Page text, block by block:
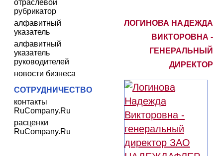
отраслевой
рубрикатор
алфавитный
указатель
алфавитный
указатель
руководителей
новости бизнеса
СОТРУДНИЧЕСТВО
контакты
RuCompany.Ru
расценки
RuCompany.Ru
ЛОГИНОВА НАДЕЖДА
ВИКТОРОВНА -
ГЕНЕРАЛЬНЫЙ
ДИРЕКТОР